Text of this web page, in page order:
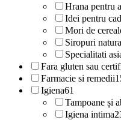
Hrana pentru
Idei pentru
Mori de
Siropuri
Specialitati
Fara gluten sau
Farmacie si remedii
Igiena61
Tampoane și
Igiena intima